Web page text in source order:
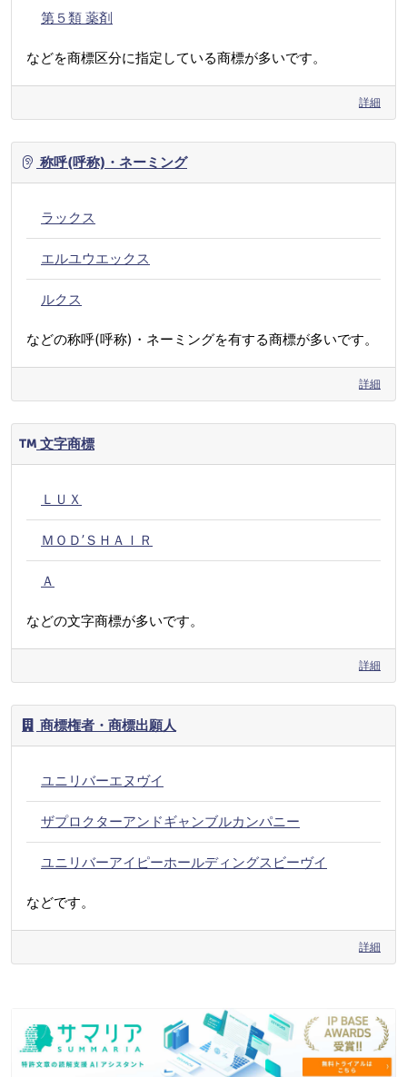
第５類 薬剤
などを商標区分に指定している商標が多いです。
詳細
称呼(呼称)・ネーミング
ラックス
エルユウエックス
ルクス
などの称呼(呼称)・ネーミングを有する商標が多いです。
詳細
文字商標
ＬＵＸ
ＭＯＤ’ＳＨＡＩＲ
Ａ
などの文字商標が多いです。
詳細
商標権者・商標出願人
ユニリバーエヌヴイ
ザプロクターアンドギャンブルカンパニー
ユニリバーアイピーホールディングスビーヴイ
などです。
詳細